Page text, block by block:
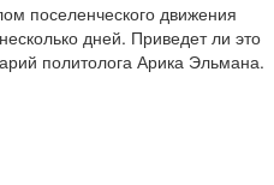
поселенческого движения
дней. Приведет ли это
политолога Арика Эльмана.